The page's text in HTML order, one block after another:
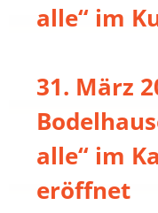
alle“ im
31. März
alle“ im
eröffnet